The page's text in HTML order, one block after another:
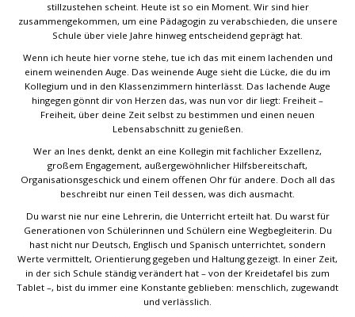
stillzustehen scheint. Heute ist so ein Moment. Wir sind hier
zusammengekommen, um eine Pädagogin zu verabschieden, die unsere
Schule über viele Jahre hinweg entscheidend geprägt hat.
Wenn ich heute hier vorne stehe, tue ich das mit einem lachenden und
einem weinenden Auge. Das weinende Auge sieht die Lücke, die du im
Kollegium und in den Klassenzimmern hinterlässt. Das lachende Auge
hingegen gönnt dir von Herzen das, was nun vor dir liegt: Freiheit –
Freiheit, über deine Zeit selbst zu bestimmen und einen neuen
Lebensabschnitt zu genießen.
Wer an Ines denkt, denkt an eine Kollegin mit fachlicher Exzellenz,
großem Engagement, außergewöhnlicher Hilfsbereitschaft,
Organisationsgeschick und einem offenen Ohr für andere. Doch all das
beschreibt nur einen Teil dessen, was dich ausmacht.
Du warst nie nur eine Lehrerin, die Unterricht erteilt hat. Du warst für
Generationen von Schülerinnen und Schülern eine Wegbegleiterin. Du
hast nicht nur Deutsch, Englisch und Spanisch unterrichtet, sondern
Werte vermittelt, Orientierung gegeben und Haltung gezeigt. In einer Zeit,
in der sich Schule ständig verändert hat – von der Kreidetafel bis zum
Tablet –, bist du immer eine Konstante geblieben: menschlich, zugewandt
und verlässlich.